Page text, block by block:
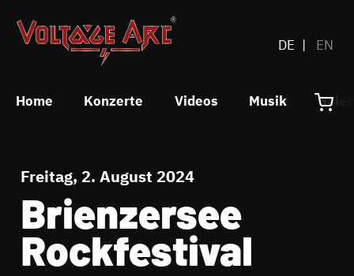
DE EN
Home Konzerte Videos Musik
Freitag, 2. August 2024
Brienzersee
Rockfestival